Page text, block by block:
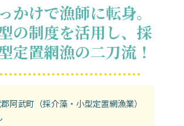
かけで漁師に転身。
の制度を活用し、採
定置網漁の二刀流！
阿武町（採介藻・小型定置網漁業）